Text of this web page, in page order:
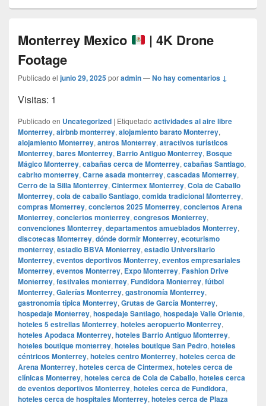
Monterrey Mexico
| 4K Drone
Footage
Publicado el junio 29, 2025poradmin—No hay comentarios ↓
Visitas: 1
Publicado en Uncategorized | Etiquetado actividades al aire libre
Monterrey, airbnb monterrey, alojamiento barato Monterrey,
alojamiento Monterrey, antros Monterrey, atractivos turísticos
Monterrey, bares Monterrey, Barrio Antiguo Monterrey, Bosque
Mágico Monterrey, cabañas cerca de Monterrey, cabañas Santiago,
cabrito monterrey, Carne asada monterrey, cascadas Monterrey,
Cerro de la Silla Monterrey, Cintermex Monterrey, Cola de Caballo
Monterrey, cola de caballo Santiago, comida tradicional Monterrey,
compras Monterrey, conciertos 2025 Monterrey, conciertos Arena
Monterrey, conciertos monterrey, congresos Monterrey,
convenciones Monterrey, departamentos amueblados Monterrey,
discotecas Monterrey, dónde dormir Monterrey, ecoturismo
monterrey, estadio BBVA Monterrey, estadio Universitario
Monterrey, eventos deportivos Monterrey, eventos empresariales
Monterrey, eventos Monterrey, Expo Monterrey, Fashion Drive
Monterrey, festivales monterrey, Fundidora Monterrey, fútbol
Monterrey, Galerías Monterrey, gastronomía Monterrey,
gastronomía típica Monterrey, Grutas de García Monterrey,
hospedaje Monterrey, hospedaje Santiago, hospedaje Valle Oriente,
hoteles 5 estrellas Monterrey, hoteles aeropuerto Monterrey,
hoteles Apodaca Monterrey, hoteles Barrio Antiguo Monterrey,
hoteles boutique monterrey, hoteles boutique San Pedro, hoteles
céntricos Monterrey, hoteles centro Monterrey, hoteles cerca de
Arena Monterrey, hoteles cerca de Cintermex, hoteles cerca de
clínicas Monterrey, hoteles cerca de Cola de Caballo, hoteles cerca
de eventos deportivos Monterrey, hoteles cerca de Fundidora,
hoteles cerca de hospitales Monterrey, hoteles cerca de Plaza